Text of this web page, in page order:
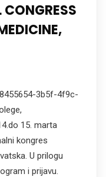
3b5f-4f9c-
15. marta
kongres
U prilogu
i prijavu.